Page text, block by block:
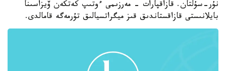
نۇر-سۇلتان. قازاقپارات - مەرزىمى ءوتىپ كەتكەن ۆيزاسىنا
بايلانىستى قازاقستاندىق قىز ميگراتسيالىق تۇرمەگە قامالدى.